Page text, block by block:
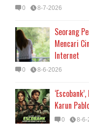
0 8-7-2026
Seorang
Mencari
Internet
0 8-6-2026
Karun
0 8-6-